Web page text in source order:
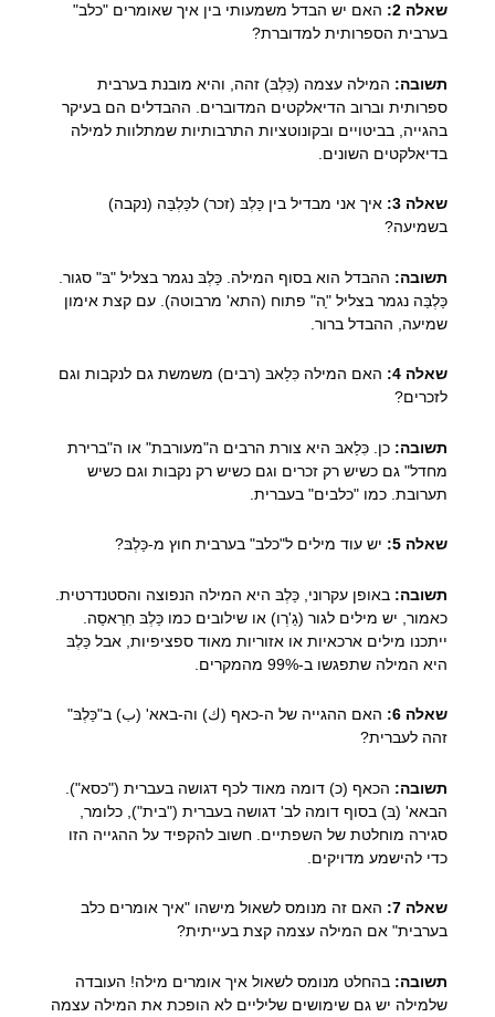
שאלה 2:
האם יש הבדל משמעותי בין איך שאומרים "כלב"
בערבית הספרותית למדוברת?
תשובה: המילה עצמה (כַּלְבּ) זהה, והיא מובנת בערבית
ספרותית וברוב הדיאלקטים המדוברים. ההבדלים הם בעיקר
בהגייה, בביטויים ובקונוטציות התרבותיות שמתלוות למילה
בדיאלקטים השונים.
שאלה 3:
איך אני מבדיל בין כַּלְבּ (זכר) לכַּלְבַּה (נקבה)
בשמיעה?
תשובה: ההבדל הוא בסוף המילה. כַּלְבּ נגמר בצליל "בּ" סגור.
כַּלְבַּה נגמר בצליל "ַה" פתוח (התא' מרבוטה). עם קצת אימון
שמיעה, ההבדל ברור.
שאלה 4:
האם המילה כִּלַאבּ (רבים) משמשת גם לנקבות וגם
לזכרים?
תשובה: כן. כִּלַאבּ היא צורת הרבים ה"מעורבת" או ה"ברירת
מחדל" גם כשיש רק זכרים וגם כשיש רק נקבות וגם כשיש
תערובת. כמו "כלבים" בעברית.
שאלה 5: יש עוד מילים ל"כלב" בערבית חוץ מ-כַּלְבּ?
תשובה: באופן עקרוני, כַּלְבּ היא המילה הנפוצה והסטנדרטית.
כאמור, יש מילים לגור (גַ'רְו) או שילובים כמו כַּלְבּ חִרַאסַה.
ייתכנו מילים ארכאיות או אזוריות מאוד ספציפיות, אבל כַּלְבּ
היא המילה שתפגשו ב-99% מהמקרים.
שאלה 6:
האם ההגייה של ה-כאף (ك) וה-באא' (ب) ב"כַּלְבּ"
זהה לעברית?
תשובה: הכאף (כ) דומה מאוד לכף דגושה בעברית ("כסא").
הבאא' (בּ) בסוף דומה לב' דגושה בעברית ("בית"), כלומר,
סגירה מוחלטת של השפתיים. חשוב להקפיד על ההגייה הזו
כדי להישמע מדויקים.
שאלה 7:
האם זה מנומס לשאול מישהו "איך אומרים כלב
בערבית" אם המילה עצמה קצת בעייתית?
תשובה: בהחלט מנומס לשאול איך אומרים מילה! העובדה
שלמילה יש גם שימושים שליליים לא הופכת את המילה עצמה